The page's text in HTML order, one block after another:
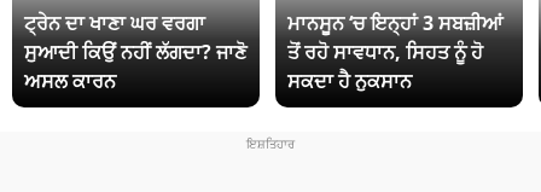
ਟ੍ਰੇਨ ਦਾ ਖਾਣਾ ਘਰ ਵਰਗਾ
ਸੁਆਦੀ ਕਿਉਂ ਨਹੀਂ ਲੱਗਦਾ? ਜਾਣੋ
ਅਸਲ ਕਾਰਨ
ਮਾਨਸੂਨ ‘ਚ ਇਨ੍ਹਾਂ 3 ਸਬਜ਼ੀਆਂ
ਤੋਂ ਰਹੋ ਸਾਵਧਾਨ, ਸਿਹਤ ਨੂੰ ਹੋ
ਸਕਦਾ ਹੈ ਨੁਕਸਾਨ